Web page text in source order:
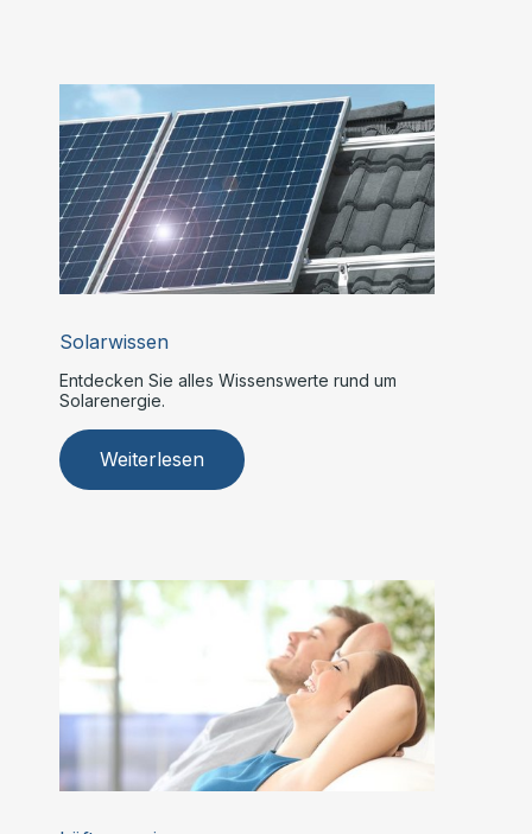
Solarwissen
Entdecken Sie alles Wissenswerte rund um
Solarenergie.
Weiterlesen